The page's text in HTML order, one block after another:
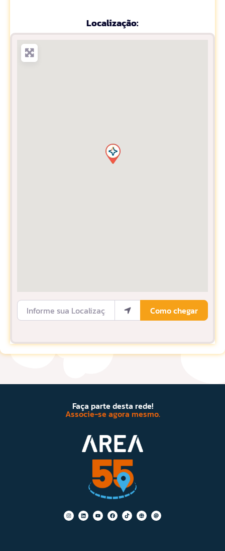
Localização:
Informe sua Localização
Como chegar
Faça parte desta rede!
Associe-se agora mesmo.